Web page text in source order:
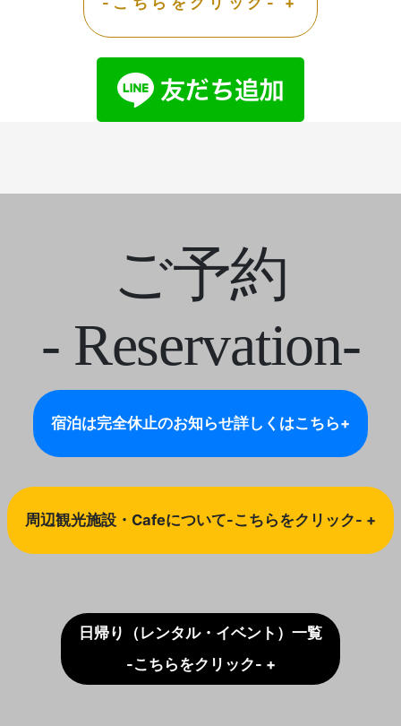
ご予約
- Reservation-
宿泊は完全休止のお知らせ詳しくはこちら+
周辺観光施設・Cafeについて-こちらをクリック- +
日帰り（レンタル・イベント）一覧
-こちらをクリック- +